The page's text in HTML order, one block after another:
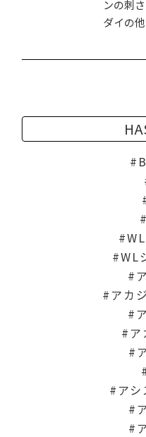
ンの刺
ダイの
WL
アカ
ア
アシ